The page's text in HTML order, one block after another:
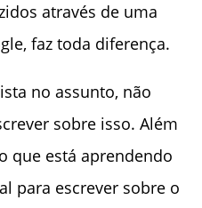
através de uma
faz toda diferença.
no assunto, não
sobre isso. Além
que está aprendendo
para escrever sobre o